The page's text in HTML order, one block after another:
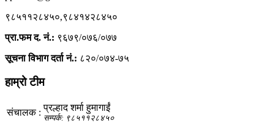
९८५११२८४५०,९८४१४२८४५०
प्रा.फम द. नं.: ९६७९/०७६/०७७
सूचना विभाग दर्ता नं.: ८२०/०७४-७५
हाम्रो टीम
संचालक : प्रल्हाद शर्मा हुमागाईं
सम्पर्क: ९८५११२८४५०